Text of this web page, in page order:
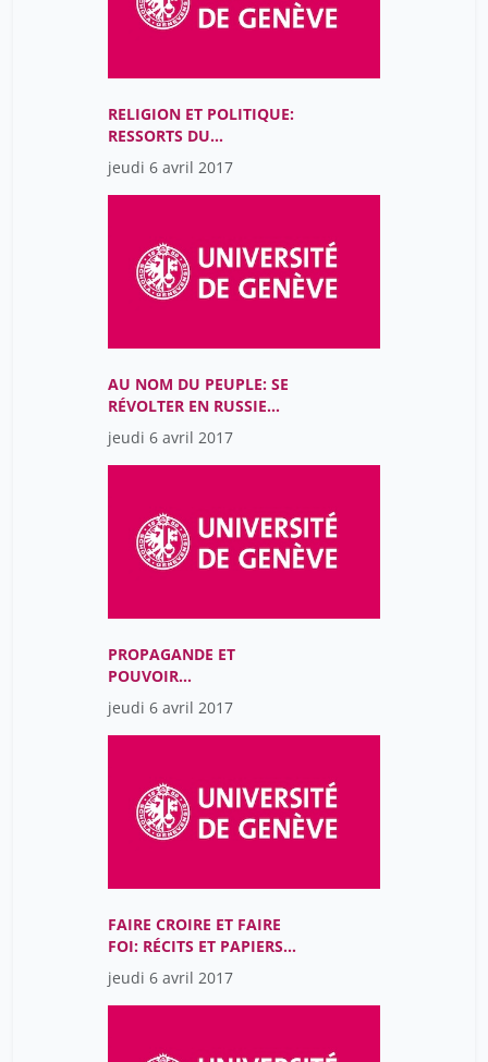
RELIGION ET POLITIQUE:
RESSORTS DU
MOUVEMENT DES
DROITS CIVIQUES AUX
ÉTATS-UNIS?
jeudi 6 avril 2017
AU NOM DU PEUPLE: SE
RÉVOLTER EN RUSSIE
TSARISTE (1825-1917)
jeudi 6 avril 2017
PROPAGANDE ET
POUVOIR
MONARCHIQUE (15E-17E
SIÈCLES)
jeudi 6 avril 2017
FAIRE CROIRE ET FAIRE
FOI: RÉCITS ET PAPIERS
DE L’IDENTITÉ
jeudi 6 avril 2017